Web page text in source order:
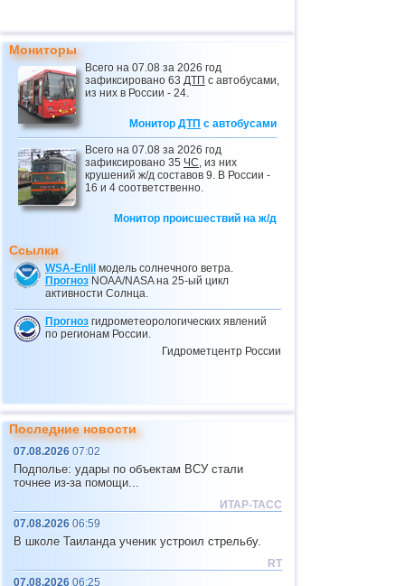
Мониторы
Всего на 07.08 за 2026 год
зафиксировано 63 ДТП с автобусами,
из них в России - 24.
Монитор ДТП с автобусами
Всего на 07.08 за 2026 год
зафиксировано 35 ЧС, из них
крушений ж/д составов 9. В России -
16 и 4 соответственно.
Монитор происшествий на ж/д
Ссылки
WSA-Enlil модель солнечного ветра.
Прогноз NOAA/NASA на 25-ый цикл
активности Солнца.
Прогноз гидрометеорологических явлений
по регионам России.
Гидрометцентр России
Последние новости
07.08.2026 07:02
Подполье: удары по объектам ВСУ стали
точнее из-за помощи...
ИТАР-ТАСС
07.08.2026 06:59
В школе Таиланда ученик устроил стрельбу.
RT
07.08.2026 06:25